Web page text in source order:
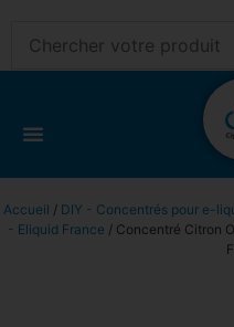
Accueil / DIY - Concentrés pour e-
- Eliquid France / Concentré Citron